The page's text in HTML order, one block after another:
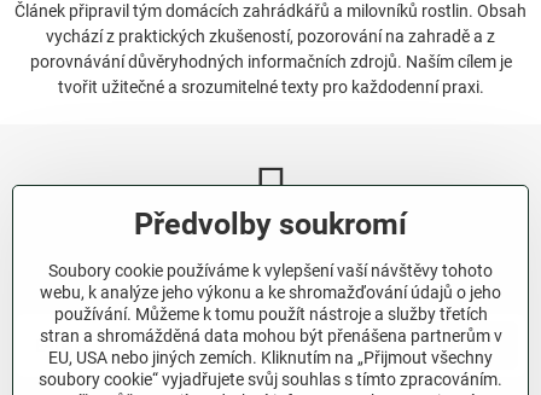
Článek připravil tým domácích zahrádkářů a milovníků rostlin. Obsah
vychází z praktických zkušeností, pozorování na zahradě a z
porovnávání důvěryhodných informačních zdrojů. Naším cílem je
tvořit užitečné a srozumitelné texty pro každodenní praxi.
Newsletter
Odebírat naše novinky:
Odebírat
Předvolby soukromí
Soubory cookie používáme k vylepšení vaší návštěvy tohoto
webu, k analýze jeho výkonu a ke shromažďování údajů o jeho
používání. Můžeme k tomu použít nástroje a služby třetích
stran a shromážděná data mohou být přenášena partnerům v
EU, USA nebo jiných zemích. Kliknutím na „Přijmout všechny
soubory cookie“ vyjadřujete svůj souhlas s tímto zpracováním.